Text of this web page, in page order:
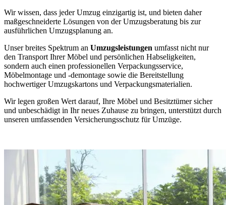
Wir wissen, dass jeder Umzug einzigartig ist, und bieten daher
maßgeschneiderte Lösungen von der Umzugsberatung bis zur
ausführlichen Umzugsplanung an.
Unser breites Spektrum an Umzugsleistungen umfasst nicht nur
den Transport Ihrer Möbel und persönlichen Habseligkeiten,
sondern auch einen professionellen Verpackungsservice,
Möbelmontage und -demontage sowie die Bereitstellung
hochwertiger Umzugskartons und Verpackungsmaterialien.
Wir legen großen Wert darauf, Ihre Möbel und Besitztümer sicher
und unbeschädigt in Ihr neues Zuhause zu bringen, unterstützt durch
unseren umfassenden Versicherungsschutz für Umzüge.